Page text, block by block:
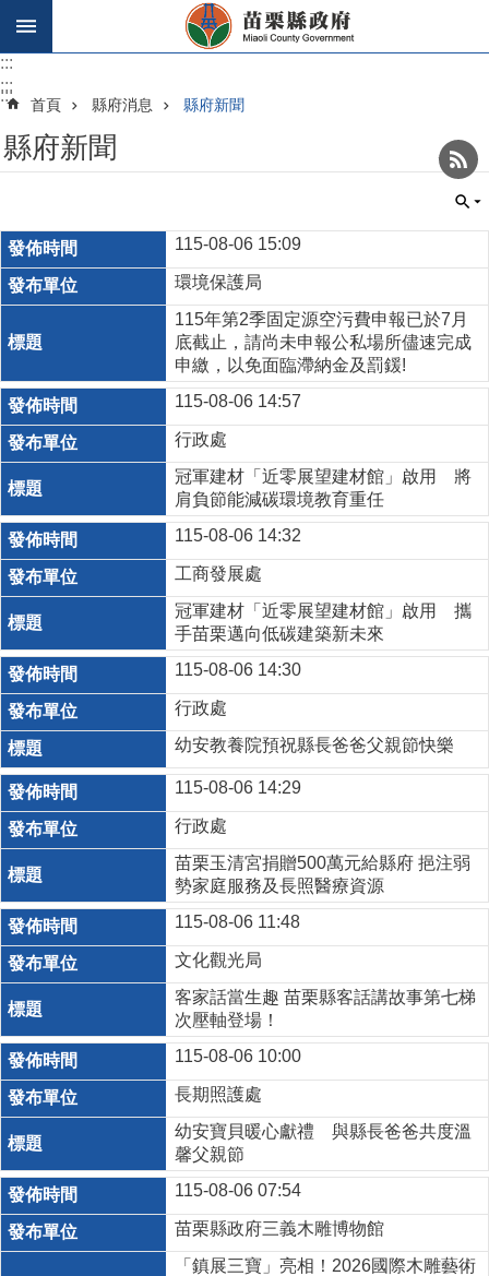
跳到主要內容區塊
:::
:::
::: 首頁 縣府消息 縣府新聞
縣府新聞 _
115-08-06 15:09
環境保護局
115年第2季固定源空污費申報已於7月
底截止，請尚未申報公私場所儘速完成
申繳，以免面臨滯納金及罰鍰!
115-08-06 14:57
行政處
冠軍建材「近零展望建材館」啟用 將
肩負節能減碳環境教育重任
115-08-06 14:32
工商發展處
冠軍建材「近零展望建材館」啟用 攜
手苗栗邁向低碳建築新未來
115-08-06 14:30
行政處
幼安教養院預祝縣長爸爸父親節快樂
115-08-06 14:29
行政處
苗栗玉清宮捐贈500萬元給縣府 挹注弱
勢家庭服務及長照醫療資源
115-08-06 11:48
文化觀光局
客家話當生趣 苗栗縣客話講故事第七梯
次壓軸登場！
115-08-06 10:00
長期照護處
幼安寶貝暖心獻禮 與縣長爸爸共度溫
馨父親節
115-08-06 07:54
苗栗縣政府三義木雕博物館
「鎮展三寶」亮相！2026國際木雕藝術